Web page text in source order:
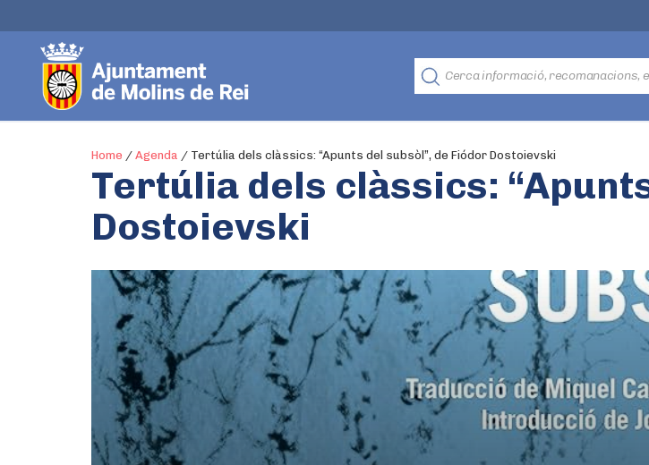
Home / Agenda / Tertúlia dels clàssics: “Apunts del subsòl”, de Fiódor Dostoievski
Tertúlia dels clàssics:
Dostoievski